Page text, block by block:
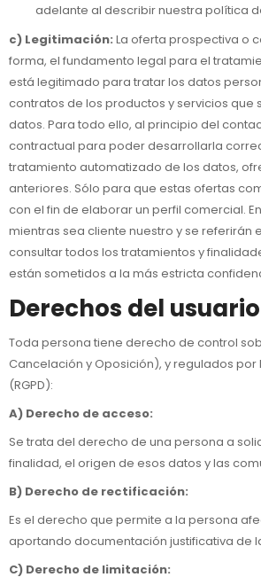
adelante al describir nuestra política
c) Legitimación: La oferta prospectiva o
forma, el fundamento legal para el
está legitimado para tratar los datos
contratos de los productos y servicios
datos. Para todo ello, al principio del
contractual para poder desarrollarla
tratamiento automatizado de los datos,
anteriores. Sólo para que estas ofertas
con el fin de elaborar un perfil comercial.
mientras sea cliente nuestro y se
consultar todos los tratamientos y
están sometidos a la más estricta
Derechos del
Toda persona tiene derecho de control
Cancelación y Oposición), y regulados
(RGPD):
A) Derecho de acceso:
Se trata del derecho de una persona a
finalidad, el origen de esos datos y las
B) Derecho de rectificación:
Es el derecho que permite a la persona
aportando documentación justificativa de
C) Derecho de limitación: